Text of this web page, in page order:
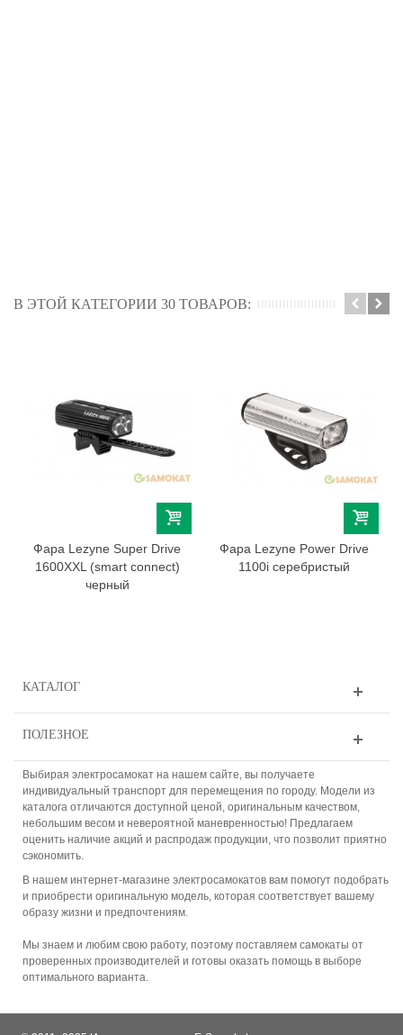
В ЭТОЙ КАТЕГОРИИ 30 ТОВАРОВ:
Фара Lezyne Super Drive
1600XXL (smart connect)
черный
Фара Lezyne Power Drive
1100i серебристый
КАТАЛОГ
ПОЛЕЗНОЕ
Выбирая электросамокат на нашем сайте, вы получаете
индивидуальный транспорт для перемещения по городу. Модели из
каталога отличаются доступной ценой, оригинальным качеством,
небольшим весом и невероятной маневренностью! Предлагаем
оценить наличие акций и распродаж продукции, что позволит приятно
сэкономить.
В нашем интернет-магазине электросамокатов вам помогут подобрать
и приобрести оригинальную модель, которая соответствует вашему
образу жизни и предпочтениям.
Мы знаем и любим свою работу, поэтому поставляем самокаты от
проверенных производителей и готовы оказать помощь в выборе
оптимального варианта.